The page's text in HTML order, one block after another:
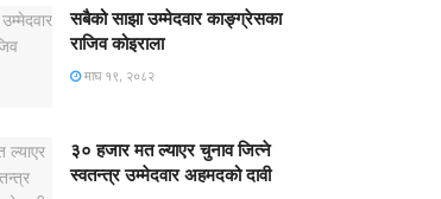
सबैको साझा उम्मेदवार काङ्ग्रेसका
राजिव कोइराला
माघ १९, २०८२
३० हजार मत ल्याएर चुनाव जित्ने
स्वतन्त्र उम्मेदवार अहमदको दावी